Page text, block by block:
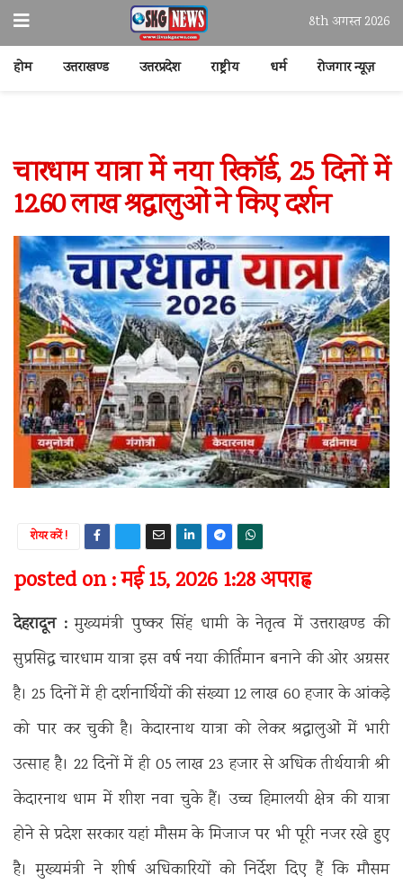
8th अगस्त 2026
होम उत्तराखण्ड उत्तरप्रदेश राष्ट्रीय धर्म रोजगार न्यूज़
चारधाम यात्रा में नया रिकॉर्ड, 25 दिनों में
12.60 लाख श्रद्धालुओं ने किए दर्शन
शेयर करें !
posted on : मई 15, 2026 1:28 अपराह्न
देहरादून :मुख्यमंत्री पुष्कर सिंह धामी के नेतृत्व में उत्तराखण्ड की
सुप्रसिद्ध चारधाम यात्रा इस वर्ष नया कीर्तिमान बनाने की ओर अग्रसर
है। 25 दिनों में ही दर्शनार्थियों की संख्या 12 लाख 60 हजार के आंकड़े
को पार कर चुकी है। केदारनाथ यात्रा को लेकर श्रद्धालुओं में भारी
उत्साह है। 22 दिनों में ही 05 लाख 23 हजार से अधिक तीर्थयात्री श्री
केदारनाथ धाम में शीश नवा चुके हैं। उच्च हिमालयी क्षेत्र की यात्रा
होने से प्रदेश सरकार यहां मौसम के मिजाज पर भी पूरी नजर रखे हुए
है। मुख्यमंत्री ने शीर्ष अधिकारियों को निर्देश दिए हैं कि मौसम